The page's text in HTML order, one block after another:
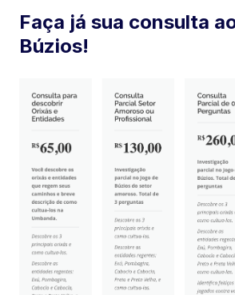
Faça já sua consulta
Búzios!